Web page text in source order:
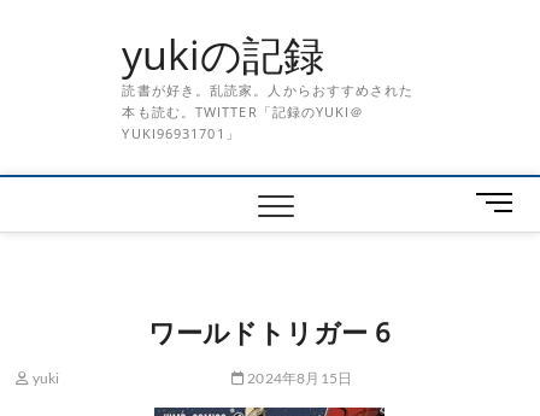
yukiの記録
読書が好き。乱読家。人からおすすめされた
本も読む。TWITTER「記録のYUKI＠
YUKI96931701」
メ
ニ
ワールドトリガー 6
yuki 2024年8月15日